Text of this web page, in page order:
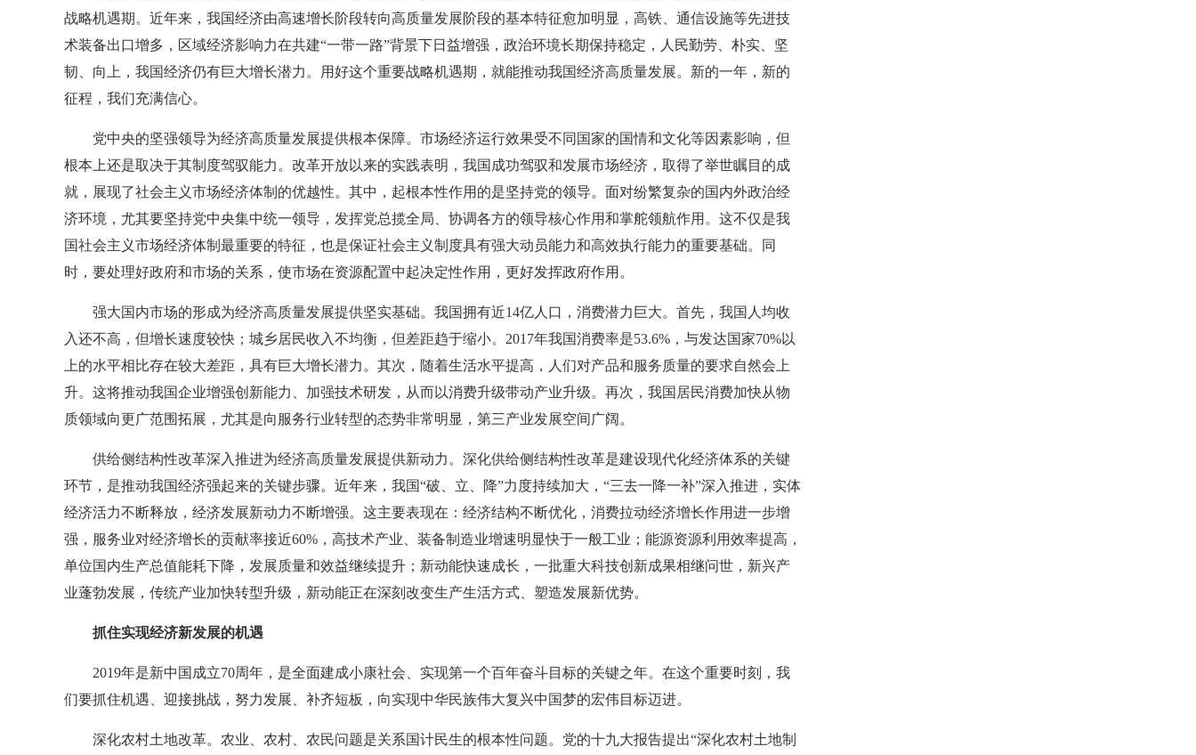
战略机遇期。近年来，我国经济由高速增长阶段转向高质量发展阶段的基本特征愈加明显，高铁、通信设施等先进技
术装备出口增多，区域经济影响力在共建“一带一路”背景下日益增强，政治环境长期保持稳定，人民勤劳、朴实、坚
韧、向上，我国经济仍有巨大增长潜力。用好这个重要战略机遇期，就能推动我国经济高质量发展。新的一年，新的
征程，我们充满信心。
党中央的坚强领导为经济高质量发展提供根本保障。市场经济运行效果受不同国家的国情和文化等因素影响，但
根本上还是取决于其制度驾驭能力。改革开放以来的实践表明，我国成功驾驭和发展市场经济，取得了举世瞩目的成
就，展现了社会主义市场经济体制的优越性。其中，起根本性作用的是坚持党的领导。面对纷繁复杂的国内外政治经
济环境，尤其要坚持党中央集中统一领导，发挥党总揽全局、协调各方的领导核心作用和掌舵领航作用。这不仅是我
国社会主义市场经济体制最重要的特征，也是保证社会主义制度具有强大动员能力和高效执行能力的重要基础。同
时，要处理好政府和市场的关系，使市场在资源配置中起决定性作用，更好发挥政府作用。
强大国内市场的形成为经济高质量发展提供坚实基础。我国拥有近14亿人口，消费潜力巨大。首先，我国人均收
入还不高，但增长速度较快；城乡居民收入不均衡，但差距趋于缩小。2017年我国消费率是53.6%，与发达国家70%以
上的水平相比存在较大差距，具有巨大增长潜力。其次，随着生活水平提高，人们对产品和服务质量的要求自然会上
升。这将推动我国企业增强创新能力、加强技术研发，从而以消费升级带动产业升级。再次，我国居民消费加快从物
质领域向更广范围拓展，尤其是向服务行业转型的态势非常明显，第三产业发展空间广阔。
供给侧结构性改革深入推进为经济高质量发展提供新动力。深化供给侧结构性改革是建设现代化经济体系的关键
环节，是推动我国经济强起来的关键步骤。近年来，我国“破、立、降”力度持续加大，“三去一降一补”深入推进，实体
经济活力不断释放，经济发展新动力不断增强。这主要表现在：经济结构不断优化，消费拉动经济增长作用进一步增
强，服务业对经济增长的贡献率接近60%，高技术产业、装备制造业增速明显快于一般工业；能源资源利用效率提高，
单位国内生产总值能耗下降，发展质量和效益继续提升；新动能快速成长，一批重大科技创新成果相继问世，新兴产
业蓬勃发展，传统产业加快转型升级，新动能正在深刻改变生产生活方式、塑造发展新优势。
抓住实现经济新发展的机遇
2019年是新中国成立70周年，是全面建成小康社会、实现第一个百年奋斗目标的关键之年。在这个重要时刻，我
们要抓住机遇、迎接挑战，努力发展、补齐短板，向实现中华民族伟大复兴中国梦的宏伟目标迈进。
深化农村土地改革。农业、农村、农民问题是关系国计民生的根本性问题。党的十九大报告提出“深化农村土地制